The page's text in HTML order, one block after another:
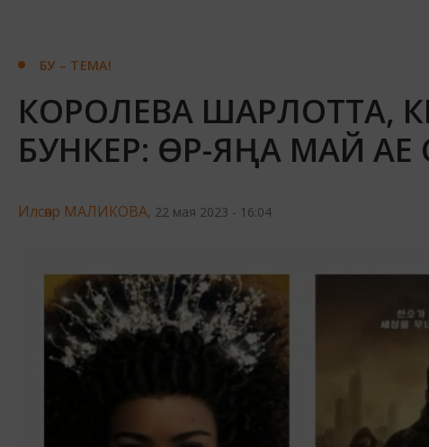
БУ – ТЕМА!
КОРОЛЕВА ШАРЛОТТА,
БУНКЕР: ӨР-ЯҢА МАЙ
Илсөяр МАЛИКОВА, 22 мая 2023 - 16:04